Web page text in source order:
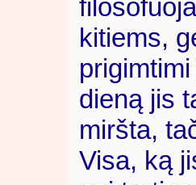
kitiems,
dieną jis
miršta,
Visa, ką